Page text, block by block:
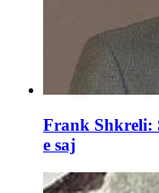
Frank Shkreli:
e saj